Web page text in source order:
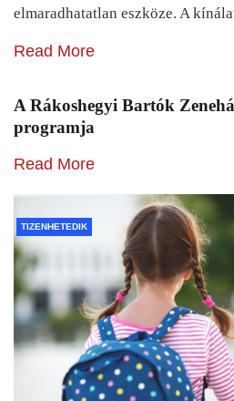
elmaradhatatlan eszköze. A
Read More
A Rákoshegyi Bartók
programja
Read More
TIZENHETEDIK